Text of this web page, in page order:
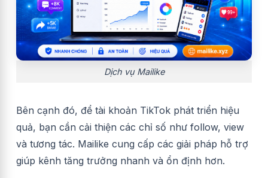
Dịch vụ Mailike
Bên cạnh đó, để tài khoản TikTok phát triển hiệu
quả, bạn cần cải thiện các chỉ số như follow, view
và tương tác. Mailike cung cấp các giải pháp hỗ trợ
giúp kênh tăng trưởng nhanh và ổn định hơn.